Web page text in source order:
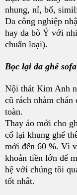
nhung, nỉ, bố,
Da công nghiệp
hay da bò Ý với
chuẩn loại).
Bọc lại da ghế
Nội thát Kim Anh
cũ rách nhàm
toàn.
Thay áo mới cho
cố lại khung ghế
mới đến 60 %. Vì
khoản tiền lớn để
hệ với chúng tôi
tốt nhât.